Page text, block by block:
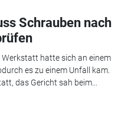
Schrauben nach
Werkstatt hatte sich an einem
es zu einem Unfall kam.
das Gericht sah beim...